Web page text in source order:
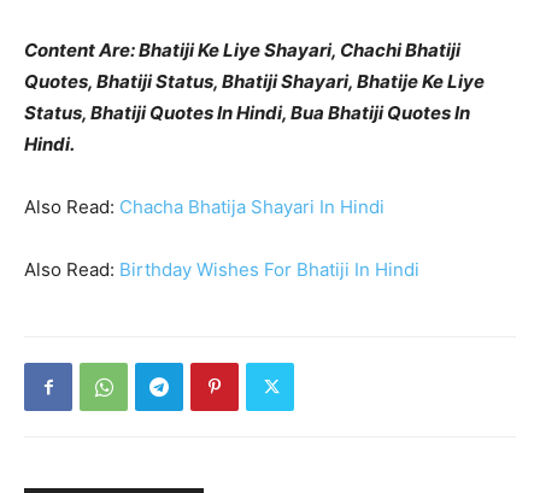
Content Are: Bhatiji Ke Liye Shayari, Chachi Bhatiji
Quotes, Bhatiji Status, Bhatiji Shayari, Bhatije Ke Liye
Status, Bhatiji Quotes In Hindi, Bua Bhatiji Quotes In
Hindi.
Also Read: Chacha Bhatija Shayari In Hindi
Also Read: Birthday Wishes For Bhatiji In Hindi